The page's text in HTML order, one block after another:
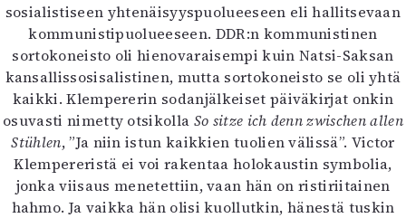
sosialistiseen yhtenäisyyspuolueeseen eli hallitsevaan
kommunistipuolueeseen. DDR:n kommunistinen
sortokoneisto oli hienovaraisempi kuin Natsi-Saksan
kansallissosisalistinen, mutta sortokoneisto se oli yhtä
kaikki. Klempererin sodanjälkeiset päiväkirjat onkin
osuvasti nimetty otsikolla So sitze ich denn zwischen allen
Stühlen, ”Ja niin istun kaikkien tuolien välissä”. Victor
Klempereristä ei voi rakentaa holokaustin symbolia,
jonka viisaus menetettiin, vaan hän on ristiriitainen
hahmo. Ja vaikka hän olisi kuollutkin, hänestä tuskin